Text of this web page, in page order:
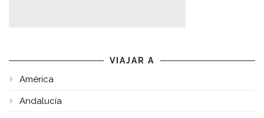
VIAJAR A
América
Andalucía